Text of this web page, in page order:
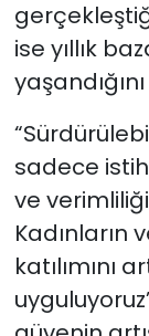
ise yıllık
sadece
ve
Kadınların
katılımını